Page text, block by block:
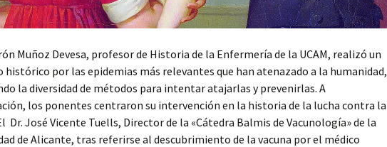
Muñoz Devesa, profesor de Historia de la Enfermería de la UCAM, realizó un
histórico por las epidemias más relevantes que han atenazado a la humanidad,
la diversidad de métodos para intentar atajarlas y prevenirlas. A
los ponentes centraron su intervención en la historia de la lucha contra la
Dr. José Vicente Tuells, Director de la «Cátedra Balmis de Vacunología» de la
de Alicante, tras referirse al descubrimiento de la vacuna por el médico